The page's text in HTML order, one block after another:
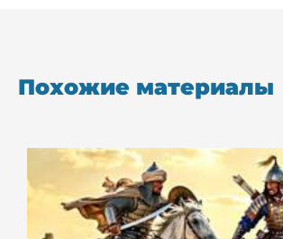
Похожие материалы